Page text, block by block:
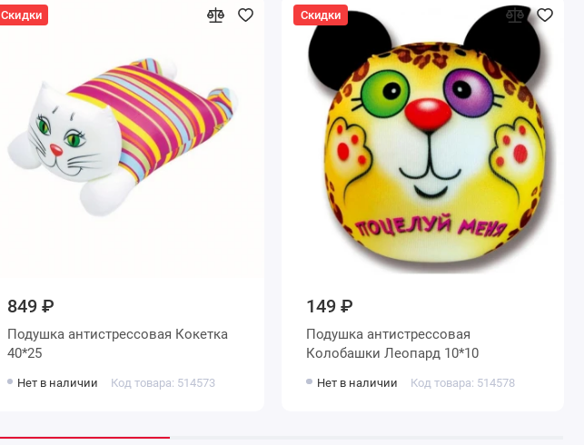
Скидки
849 ₽
Подушка антистрессовая Кокетка
40*25
Нет в наличии Код товара: 514573
Скидки
149 ₽
Подушка антистрессовая
Колобашки Леопард 10*10
Нет в наличии Код товара: 514578